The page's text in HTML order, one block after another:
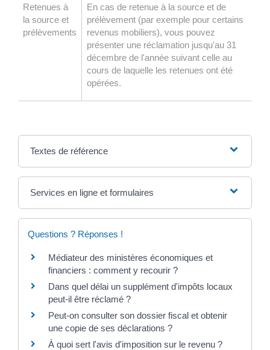
Retenues à
la source et
prélèvements
En cas de retenue à la source et de
prélèvement (par exemple pour certains
revenus mobiliers), vous pouvez
présenter une réclamation jusqu'au 31
décembre de l'année suivant celle au
cours de laquelle les retenues ont été
opérées.
Textes de référence
Services en ligne et formulaires
Questions ? Réponses !
Médiateur des ministères économiques et
financiers : comment y recourir ?
Dans quel délai un supplément d'impôts locaux
peut-il être réclamé ?
Peut-on consulter son dossier fiscal et obtenir
une copie de ses déclarations ?
À quoi sert l'avis d'imposition sur le revenu ?